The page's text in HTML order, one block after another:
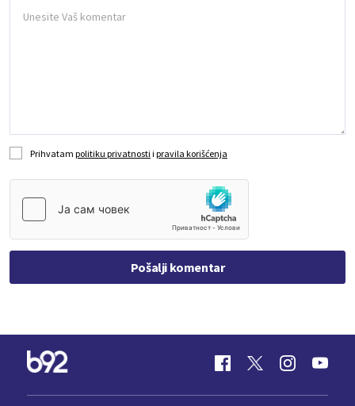
Prihvatam politiku privatnosti i pravila korišćenja
Pošalji komentar